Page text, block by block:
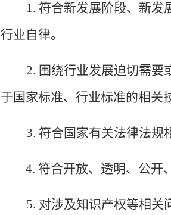
1. 符合新发展阶段、新发
行业自律。
2. 围绕行业发展迫切需
于国家标准、行业标准的相关
3. 符合国家有关法律法规
4. 符合开放、透明、公开
5. 对涉及知识产权等相关